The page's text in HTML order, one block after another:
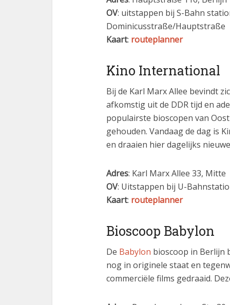
OV: uitstappen bij S-Bahn
Dominicusstraße/Hauptstraße
Kaart: routeplanner
Kino International
Bij de Karl Marx Allee bevindt
afkomstig uit de DDR tijd en
populairste bioscopen van
gehouden. Vandaag de dag is
en draaien hier dagelijks
Adres: Karl Marx Allee 33, Mitte
OV: Uitstappen bij U-
Kaart: routeplanner
Bioscoop Babylon
De Babylon bioscoop in Berlijn
nog in originele staat en
commerciële films gedraaid.